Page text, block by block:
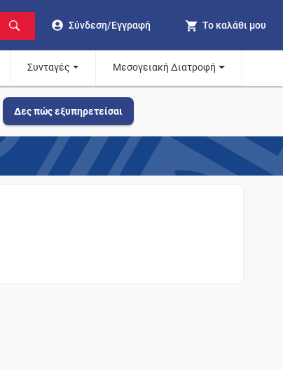
Σύνδεση/Εγγραφή Το καλάθι μου
Συνταγές Μεσογειακή Διατροφή
Δες πώς εξυπηρετείσαι